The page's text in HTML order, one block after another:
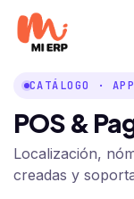
Ir al contenido
CATÁLOGO ·
POS &
Localización,
creadas y